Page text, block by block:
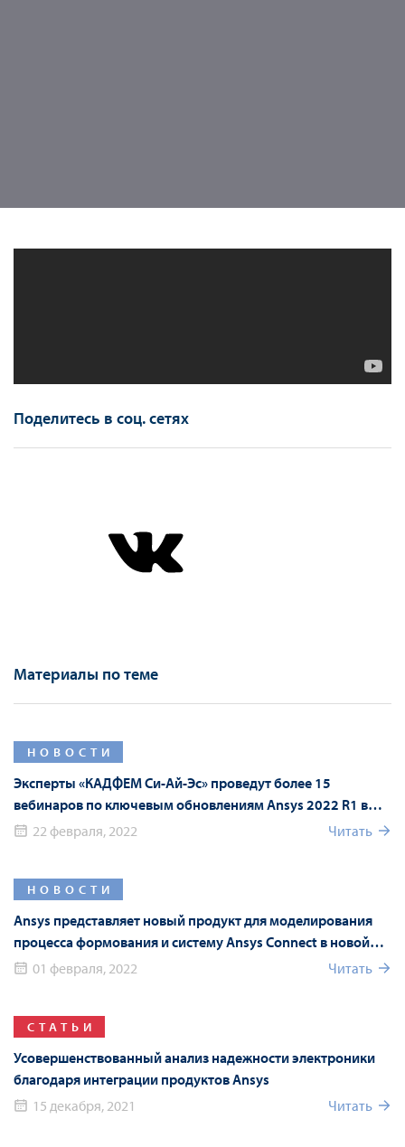
Поделитесь в соц. сетях
Материалы по теме
НОВОСТИ
Эксперты «КАДФЕМ Си-Ай-Эс» проведут более 15
вебинаров по ключевым обновлениям Ansys 2022 R1 в
рамках Форума Ansys
22 февраля, 2022 Читать
НОВОСТИ
Ansys представляет новый продукт для моделирования
процесса формования и систему Ansys Connect в новой
версии Ansys 2022 R1
01 февраля, 2022 Читать
СТАТЬИ
Усовершенствованный анализ надежности электроники
благодаря интеграции продуктов Ansys
15 декабря, 2021
Читать